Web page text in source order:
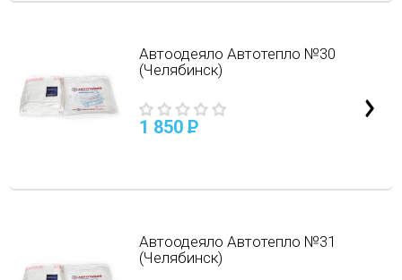
Автоодеяло Автотепло №30
(Челябинск)
1 850 P
Автоодеяло Автотепло №31
(Челябинск)